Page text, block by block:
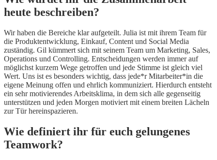
heute beschreiben?
Wir haben die Bereiche klar aufgeteilt. Julia ist mit ihrem Team für
die Produktentwicklung, Einkauf, Content und Social Media
zuständig. Gil kümmert sich mit seinem Team um Marketing, Sales,
Operations und Controlling. Entscheidungen werden immer auf
möglichst kurzem Wege getroffen und jede Stimme ist gleich viel
Wert. Uns ist es besonders wichtig, dass jede*r Mitarbeiter*in die
eigene Meinung offen und ehrlich kommuniziert. Hierdurch entsteht
ein sehr motivierendes Arbeitsklima, in dem sich alle gegenseitig
unterstützen und jeden Morgen motiviert mit einem breiten Lächeln
zur Tür hereinspazieren.
Wie definiert ihr für euch gelungenes
Teamwork?